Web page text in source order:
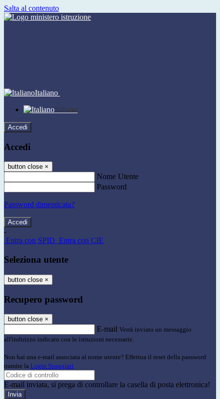
Salta al contenuto
Italiano
Italiano
Accedi
Accedi
button close ×
Nome Utente
Password
Password dimenticata?
-
Entra con SPID Entra con CIE
Seleziona utente
button close ×
Recupero password
button close ×
E-mail Verrà inviato un messaggio
all'indirizzo indicato con le istruzioni necessarie.
Non hai una e-mail associata al nome utente? Effettua il reset della password
tramite la Login Spaggiari
E-mail inviata, si prega di controllare la casella di posta elettronica!